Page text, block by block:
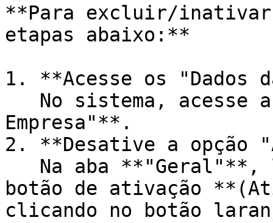
**Para excluir/inativar
etapas abaixo:**
1. **Acesse os "Dados
Empresa"**.
2. **Desative a opção
botão de ativação
clicando no botão